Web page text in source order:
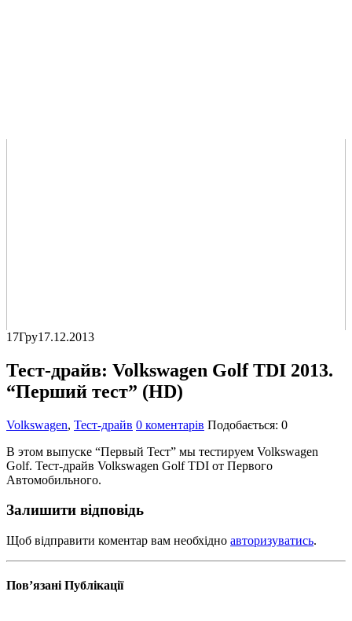
17Гру17.12.2013
Тест-драйв: Volkswagen Golf TDI 2013.
“Перший тест” (HD)
Volkswagen, Тест-драйв 0 коментарів Подобається: 0
В этом выпуске “Первый Тест” мы тестируем Volkswagen
Golf. Тест-драйв Volkswagen Golf TDI от Первого
Автомобильного.
Залишити відповідь
Щоб відправити коментар вам необхідно авторизуватись.
Пов’язані Публікації